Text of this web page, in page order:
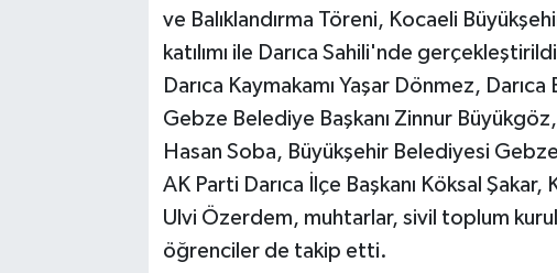
ve Balıklandırma Töreni, Kocaeli
katılımı ile Darıca Sahili'nde
Darıca Kaymakamı Yaşar Dönmez,
Gebze Belediye Başkanı Zinnur
Hasan Soba, Büyükşehir Belediyesi
AK Parti Darıca İlçe Başkanı Köksal
Ulvi Özerdem, muhtarlar, sivil toplum
öğrenciler de takip etti.